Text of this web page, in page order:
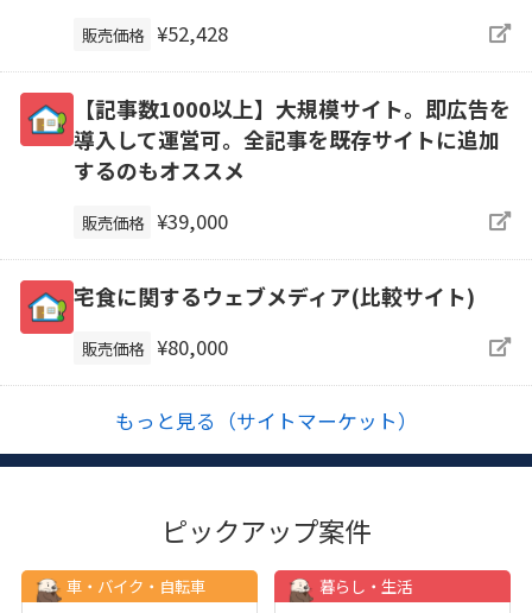
販売価格 ¥52,428
【記事数1000以上】大規模サイト。即広告を
導入して運営可。全記事を既存サイトに追加
するのもオススメ
販売価格 ¥39,000
宅食に関するウェブメディア(比較サイト)
販売価格 ¥80,000
もっと見る（サイトマーケット）
ピックアップ案件
車・バイク・自転車
暮らし・生活